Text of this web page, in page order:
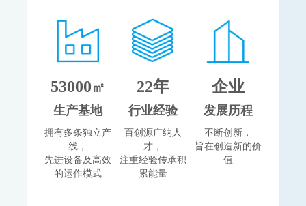
53000㎡
生产基地
拥有多条独立产
线，
先进设备及高效
的运作模式
22年
行业经验
百创源广纳人
才，
注重经验传承积
累能量
企业
发展历程
不断创新，
旨在创造新的价
值